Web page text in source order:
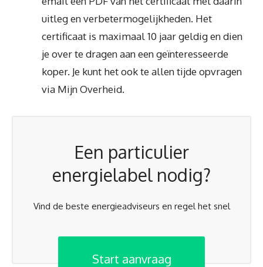
uitleg en verbetermogelijkheden. Het
certificaat is maximaal 10 jaar geldig en dien
je over te dragen aan een geïnteresseerde
koper. Je kunt het ook te allen tijde opvragen
via Mijn Overheid.
Een particulier
energielabel nodig?
Vind de beste energieadviseurs en regel het snel
Start aanvraag